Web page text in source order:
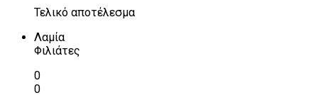
Τελικό αποτέλεσμα
Λαμία
Φιλιάτες
0
0